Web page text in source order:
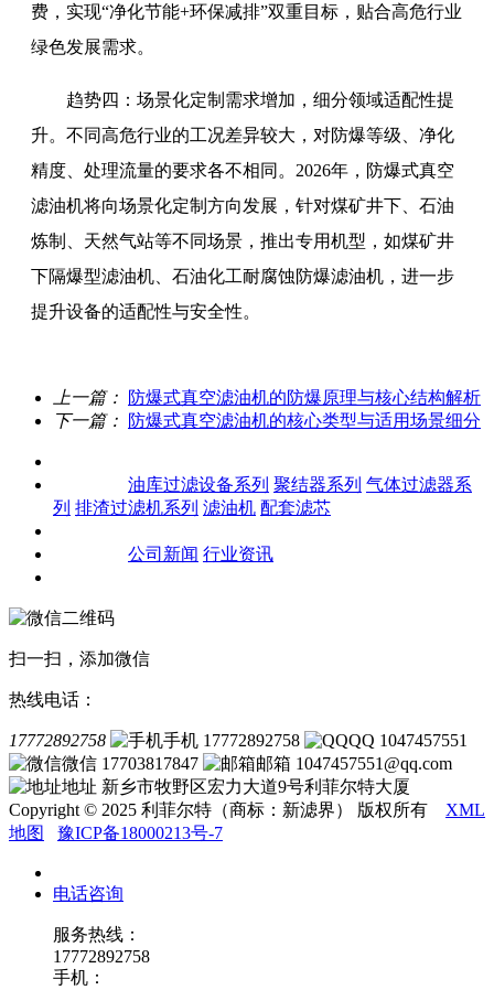
费，实现“净化节能+环保减排”双重目标，贴合高危行业
绿色发展需求。
趋势四：场景化定制需求增加，细分领域适配性提
升。不同高危行业的工况差异较大，对防爆等级、净化
精度、处理流量的要求各不相同。2026年，防爆式真空
滤油机将向场景化定制方向发展，针对煤矿井下、石油
炼制、天然气站等不同场景，推出专用机型，如煤矿井
下隔爆型滤油机、石油化工耐腐蚀防爆滤油机，进一步
提升设备的适配性与安全性。
上一篇：
防爆式真空滤油机的防爆原理与核心结构解析
下一篇：
防爆式真空滤油机的核心类型与适用场景细分
油库过滤设备系列 聚结器系列 气体过滤器系
列 排渣过滤机系列 滤油机 配套滤芯
公司新闻 行业资讯
扫一扫，添加微信
热线电话：
17772892758 手机 17772892758
QQ 1047457551
微信 17703817847
邮箱 1047457551@qq.com
地址 新乡市牧野区宏力大道9号利菲尔特大厦
Copyright © 2025 利菲尔特（商标：新滤界） 版权所有 XML
地图
豫ICP备18000213号-7
电话咨询
服务热线：
17772892758
手机：